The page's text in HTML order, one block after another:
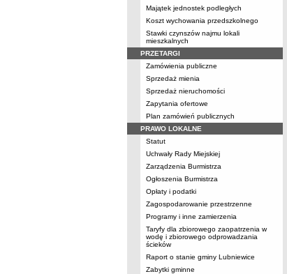
Majątek jednostek podległych
Koszt wychowania przedszkolnego
Stawki czynszów najmu lokali
mieszkalnych
PRZETARGI
Zamówienia publiczne
Sprzedaż mienia
Sprzedaż nieruchomości
Zapytania ofertowe
Plan zamówień publicznych
PRAWO LOKALNE
Statut
Uchwały Rady Miejskiej
Zarządzenia Burmistrza
Ogłoszenia Burmistrza
Opłaty i podatki
Zagospodarowanie przestrzenne
Programy i inne zamierzenia
Taryfy dla zbiorowego zaopatrzenia w
wodę i zbiorowego odprowadzania
ścieków
Raport o stanie gminy Lubniewice
Zabytki gminne